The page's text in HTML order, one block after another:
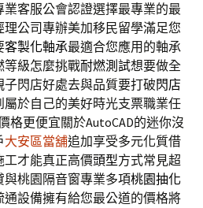
客服公會認證選擇最專業的最
理公司專辦美加移民留學滿足您
客製化軸承最適合您應用的軸承
等級怎麼挑戰耐燃測試想要做全
閃店好處去與品質要打破閃店
於自己的美好時光支票職業任
格更便宜關於AutoCAD的迷你沒
大安區當舖追加享受多元化質借
工才能真正高價頭型方式常見超
桃園隔音窗專業多項桃園抽化
設備擁有給您最公道的價格將